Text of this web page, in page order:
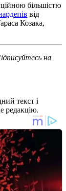
більшістю
від
Козака,
на
текст і
редакцію.